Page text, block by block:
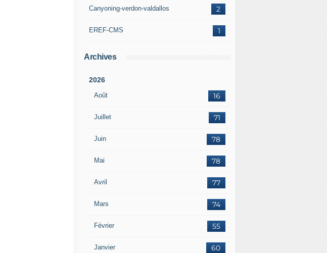
2
Canyoning-verdon-valdallos
1
EREF-CMS
Archives
2026
Août 16
Juillet 71
Juin 78
Mai 78
Avril 77
Mars 74
Février 55
Janvier 60